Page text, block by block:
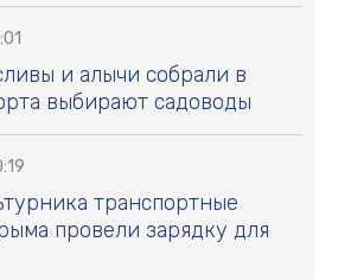
и алычи собрали в
выбирают садоводы
транспортные
провели зарядку для